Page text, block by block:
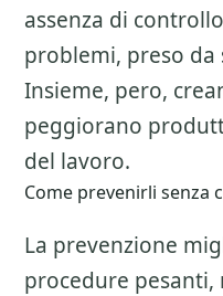
assenza di
problemi, preso da
Insieme, pero,
peggiorano
del lavoro.
Come prevenirli senza
La prevenzione
procedure